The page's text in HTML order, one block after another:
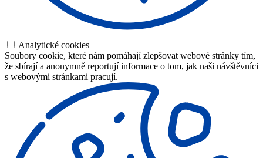
Analytické cookies
Soubory cookie, které nám pomáhají zlepšovat webové stránky tím,
že sbírají a anonymně reportují informace o tom, jak naši návštěvníci
s webovými stránkami pracují.